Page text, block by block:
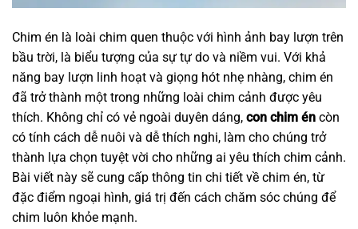
Chim én là loài chim quen thuộc với hình ảnh bay lượn trên
bầu trời, là biểu tượng của sự tự do và niềm vui. Với khả
năng bay lượn linh hoạt và giọng hót nhẹ nhàng, chim én
đã trở thành một trong những loài chim cảnh được yêu
thích. Không chỉ có vẻ ngoài duyên dáng, con chim én còn
có tính cách dễ nuôi và dễ thích nghi, làm cho chúng trở
thành lựa chọn tuyệt vời cho những ai yêu thích chim cảnh.
Bài viết này sẽ cung cấp thông tin chi tiết về chim én, từ
đặc điểm ngoại hình, giá trị đến cách chăm sóc chúng để
chim luôn khỏe mạnh.